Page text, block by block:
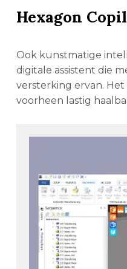
Hexagon
Ook kunstmatige
digitale assistent die
versterking ervan.
voorheen lastig